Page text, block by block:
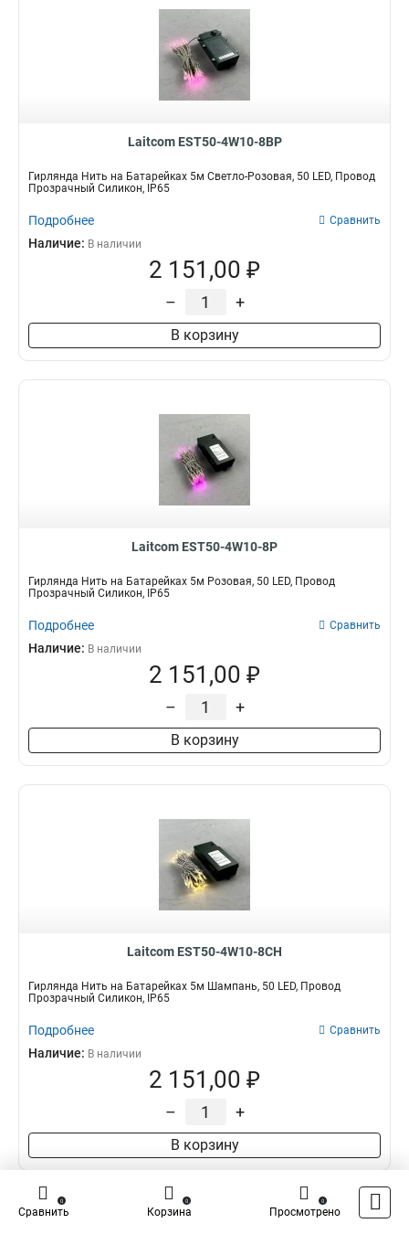
Laitcom EST50-4W10-8BP
Гирлянда Нить на Батарейках 5м Светло-Розовая, 50 LED, Провод
Прозрачный Силикон, IP65
Подробнее Сравнить
Наличие: В наличии
2 151,00 ₽
– +
В корзину
Laitcom EST50-4W10-8P
Гирлянда Нить на Батарейках 5м Розовая, 50 LED, Провод
Прозрачный Силикон, IP65
Подробнее Сравнить
Наличие: В наличии
2 151,00 ₽
– +
В корзину
Laitcom EST50-4W10-8CH
Гирлянда Нить на Батарейках 5м Шампань, 50 LED, Провод
Прозрачный Силикон, IP65
Подробнее Сравнить
Наличие: В наличии
2 151,00 ₽
– +
В корзину
Сравнить
0
Корзина
0
Просмотрено
0